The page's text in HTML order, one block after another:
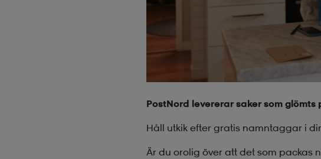
PostNord levererar saker som glömts
Håll utkik efter gratis namntaggar i
Är du orolig över att det som packas